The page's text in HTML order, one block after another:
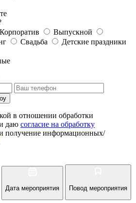
Корпоратив
Выпускной
Свадьба Детские праздники
в отношении обработки
даю согласие на обработку
получение информационных/
Дата мероприятия Повод мероприятия